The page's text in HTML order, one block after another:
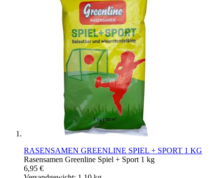
RASENSAMEN GREENLINE SPIEL + SPORT 1 KG
Rasensamen Greenline Spiel + Sport 1 kg
6,95 €